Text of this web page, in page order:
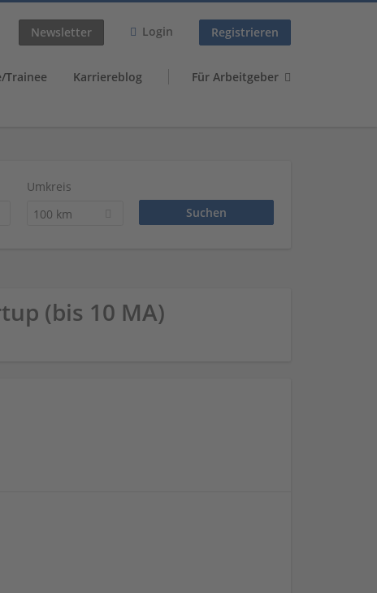
Newsletter Login Registrieren
Trainee Karriereblog Für Arbeitgeber
Umkreis
100 km
(bis 10 MA)